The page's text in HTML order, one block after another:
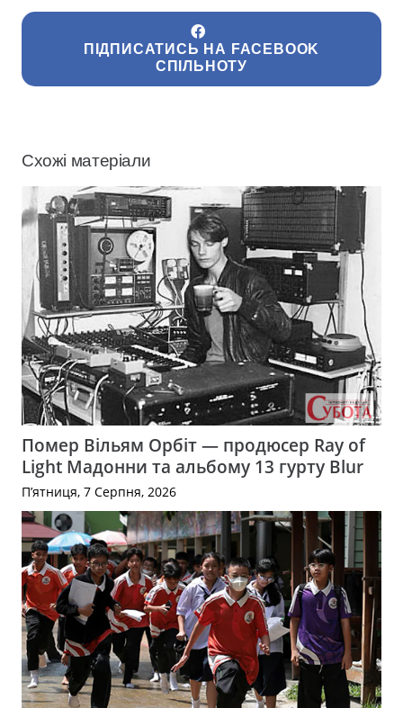
ПІДПИСАТИСЬ НА FACEBOOK
СПІЛЬНОТУ
Схожі матеріали
Помер Вільям Орбіт — продюсер Ray of
Light Мадонни та альбому 13 гурту Blur
П’ятниця, 7 Серпня, 2026